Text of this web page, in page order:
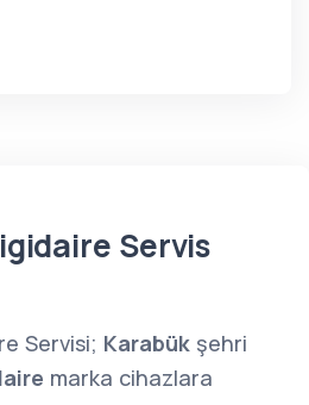
Servis
Servisi; Karabük şehri
marka cihazlara